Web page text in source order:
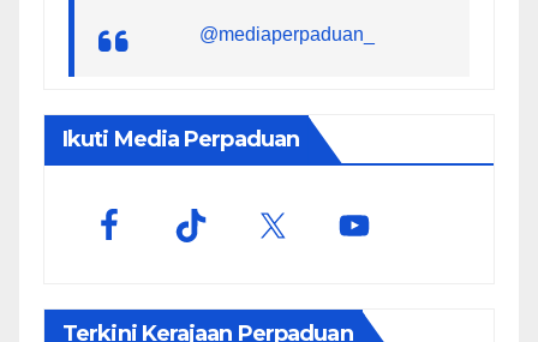
@mediaperpaduan_
Ikuti Media Perpaduan
Terkini Kerajaan Perpaduan